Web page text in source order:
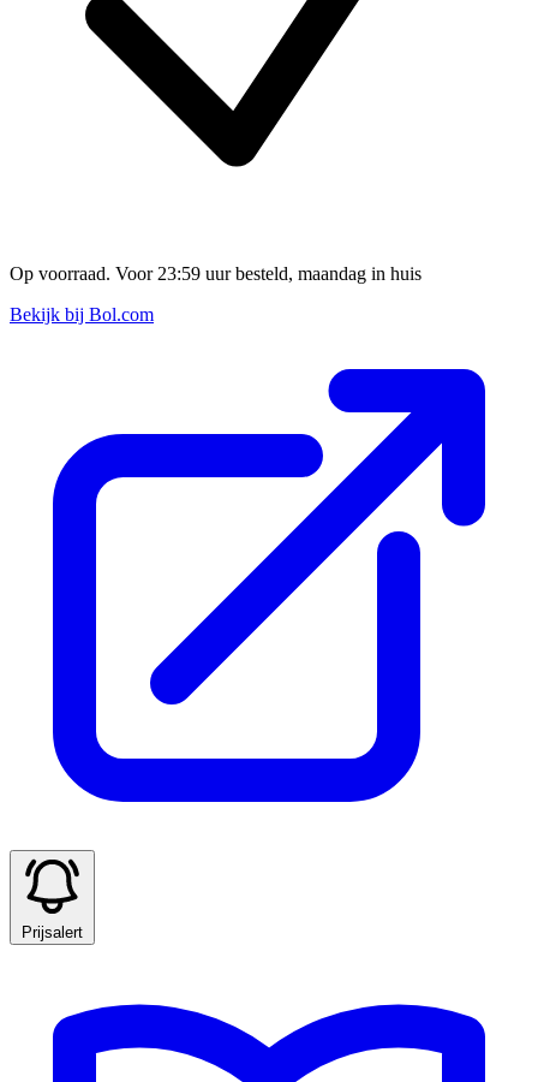
Op voorraad. Voor 23:59 uur besteld, maandag in huis
Bekijk bij Bol.com
Prijsalert